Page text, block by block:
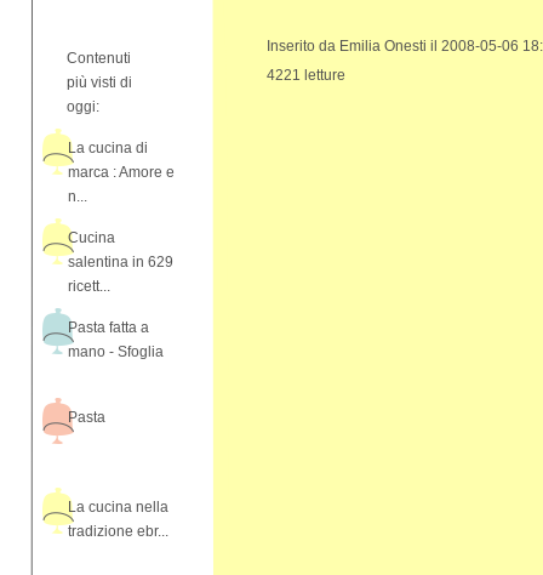
Contenuti
più visti di
oggi:
La cucina di
marca : Amore e
n...
Cucina
salentina in 629
ricett...
Pasta fatta a
mano - Sfoglia
Pasta
La cucina nella
tradizione ebr...
Inserito da Emilia Onesti il 2008-05-06
4221 letture